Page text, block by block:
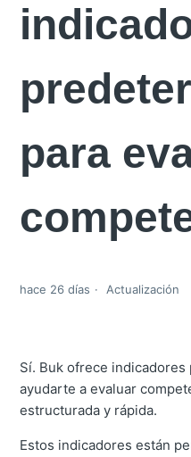
para
hace 26 días Actualización
Sí. Buk ofrece
ayudarte a evaluar
estructurada y rápida.
Estos indicadores están